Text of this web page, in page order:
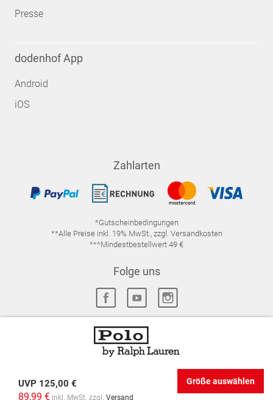
UVP 125,00 €
89,99 € inkl. MwSt. zzgl. Versand
Größe auswählen
Presse
dodenhof App
Android
iOS
Zahlarten
*Gutscheinbedingungen
**Alle Preise inkl. 19% MwSt., zzgl. Versandkosten
***Mindestbestellwert 49 €
Folge uns
DATENSCHUTZ
DATENSCHUTZ-EINSTELLUNGEN
WIDERRUFSRECHT
VERTRAG WIDERRUFEN